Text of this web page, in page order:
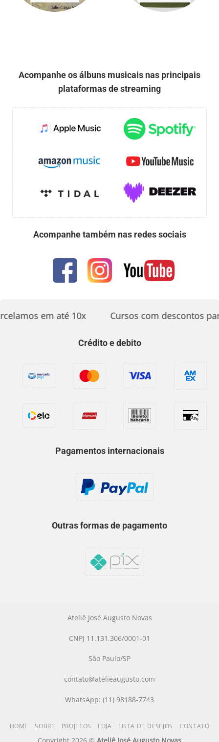
Acompanhe os álbuns musicais nas principais
plataformas de streaming
Acompanhe também nas redes sociais
em até 10x Cursos com descontos
Crédito e debito
Pagamentos internacionais
Outras formas de pagamento
Ateliê José Augusto Novas
CNPJ 11.131.306/0001-01
São Paulo/SP
contato@atelieaugusto.com
WhatsApp: (11) 98188-7743
HOME SOBRE PROJETOS LOJA LISTA DE DESEJOS CONTATO